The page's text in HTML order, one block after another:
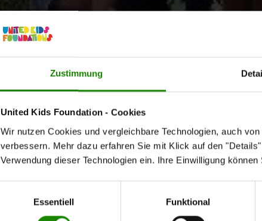
Zustimmung
United Kids Foundation - Cookies
Wir nutzen Cookies und vergleichbare Technologien, auch
verbessern. Mehr dazu erfahren Sie mit Klick auf den
Verwendung dieser Technologien ein. Ihre Einwilligung
Essentiell
Funktional